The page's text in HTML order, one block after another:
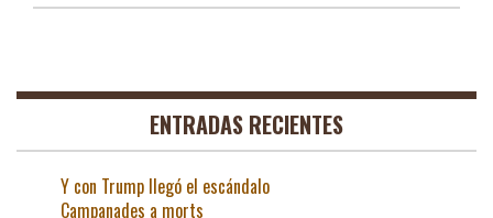
ENTRADAS RECIENTES
Y con Trump llegó el escándalo
Campanades a morts